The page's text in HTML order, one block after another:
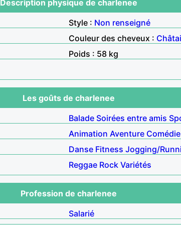
Description physique de charlenee
Style : Non renseigné
Couleur des cheveux :
Poids : 58 kg
Les goûts de charlenee
Balade Soirées entre amis
Animation Aventure Comédie
Danse Fitness Jogging/
Reggae Rock Variétés
Profession de charlenee
Salarié